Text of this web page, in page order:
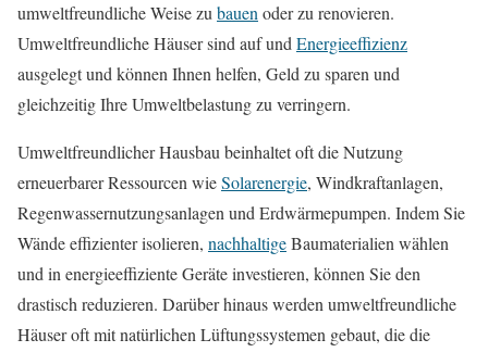
umweltfreundliche Weise zubauenoder zu renovieren.
Umweltfreundliche Häuser sind auf undEnergieeffizienz
ausgelegt und können Ihnen helfen, Geld zu sparen und
gleichzeitig Ihre Umweltbelastung zu verringern.
Umweltfreundlicher Hausbau beinhaltet oft die Nutzung
erneuerbarer Ressourcen wieSolarenergie, Windkraftanlagen,
Regenwassernutzungsanlagen und Erdwärmepumpen. Indem Sie
Wände effizienter isolieren, nachhaltigeBaumaterialien wählen
und in energieeffiziente Geräte investieren, können Sie den
drastisch reduzieren. Darüber hinaus werden umweltfreundliche
Häuser oft mit natürlichen Lüftungssystemen gebaut, die die